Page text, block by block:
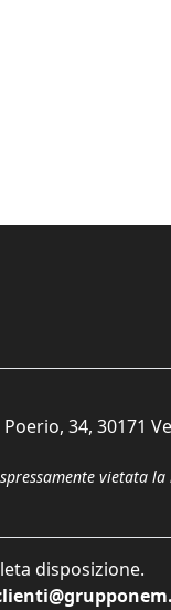
34, 30171
vietata
disposizione.